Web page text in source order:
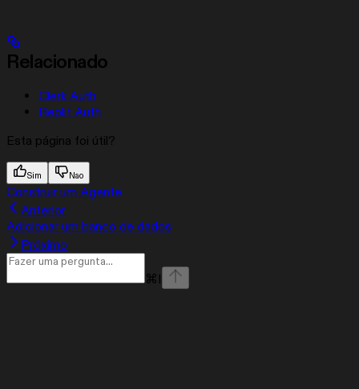
Relacionado
Clerk Auth
Replit Auth
Esta página foi útil?
Sim Nao
Construir um Agente
Anterior
Adicionar um banco de dados
Próximo
⌘ I